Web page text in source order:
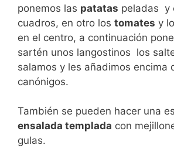
ponemos las patatas peladas y
cuadros, en otro los tomates y
en el centro, a continuación
sartén unos langostinos los
salamos y les añadimos encima
canónigos.
También se pueden hacer una
ensalada templada con
gulas.